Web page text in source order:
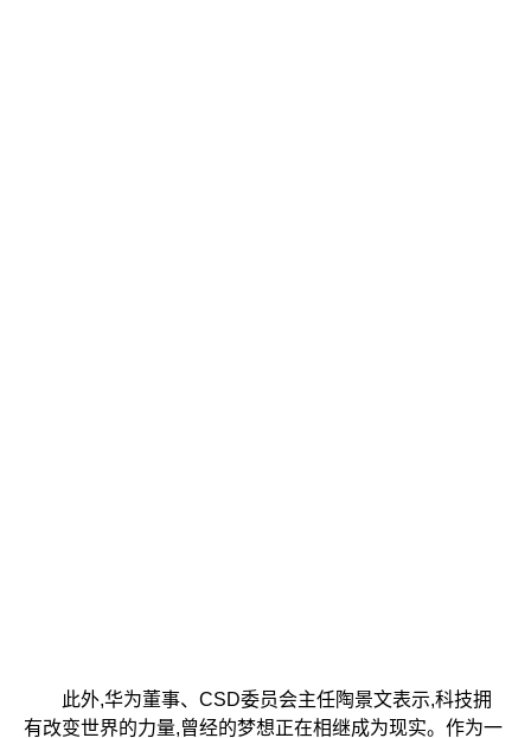
此外,华为董事、CSD委员会主任陶景文表示,科技拥
有改变世界的力量,曾经的梦想正在相继成为现实。作为一